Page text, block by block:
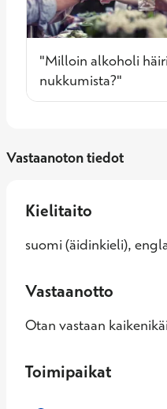
"Milloin alkoholi
nukkumista?"
Vastaanoton tiedot
Kielitaito
suomi (äidinkieli),
Vastaanotto
Otan vastaan
Toimipaikat